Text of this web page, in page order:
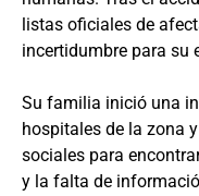
listas oficiales de
incertidumbre para su
Su familia inició una
hospitales de la zona
sociales para
y la falta de